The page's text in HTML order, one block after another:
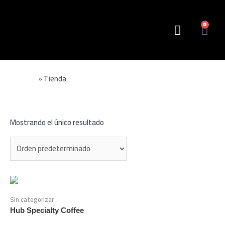
0
»Tienda
Mostrando el único resultado
Sin categorizar
Hub Specialty Coffee